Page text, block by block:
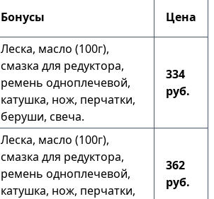
Бонусы Цена
Леска, масло (100г),
смазка для редуктора,
ремень одноплечевой,
катушка, нож, перчатки,
беруши, свеча.
334
руб.
Леска, масло (100г),
смазка для редуктора,
ремень одноплечевой,
катушка, нож, перчатки,
362
руб.